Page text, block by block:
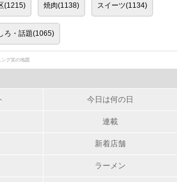
(1215) 焼肉(1138) スイーツ(1134)
ろ・話題(1065)
グ笑の地図
今日は何の日
連載
新着店舗
ラーメン